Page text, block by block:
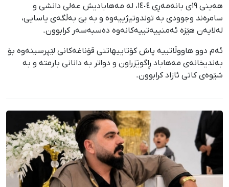
هەینی ١٩ی بانەمەڕی ١٤٠٤، لە مەهابادیش عەلی دانشی و
سامرەند وجوودی بە توندوتیژییەوە و بە بێ بەڵگەی یاسایی،
لەلایەن هێزە ئەمنییەتییەکانەوە دەسبەسەر کرابوون.
ئەم دوو هاووڵاتییە پاش کۆتاییهاتنی قۆناغەکانی لێپرسینەوە بۆ
بەندیخانەی مەهاباد ڕاگوێزراون و دواتر بە دانانی بارمتە و بە
شێوەی کاتی ئازاد کرابوون.